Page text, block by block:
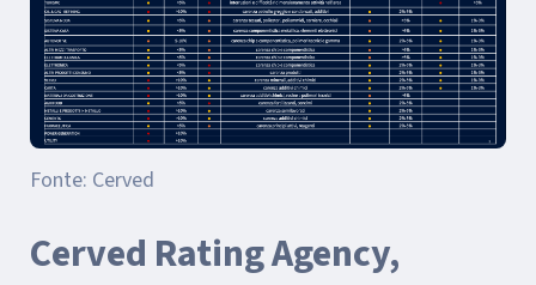
Fonte: Cerved
Cerved Rating Agency,